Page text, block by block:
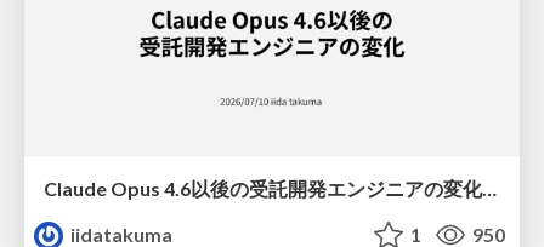
Claude Opus 4.6以後の受託開発エンジニアの変化(Claude Code開発ノウハウ大公開スペシャルbyクラスメソッド)
iidatakuma
1 950